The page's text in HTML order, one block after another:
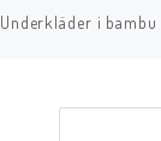
Underkläder i bambu